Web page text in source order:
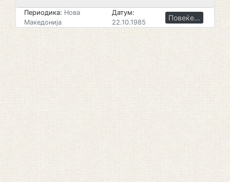
Периодика: Нова
Македонија
Датум:
22.10.1985
Повеќе...